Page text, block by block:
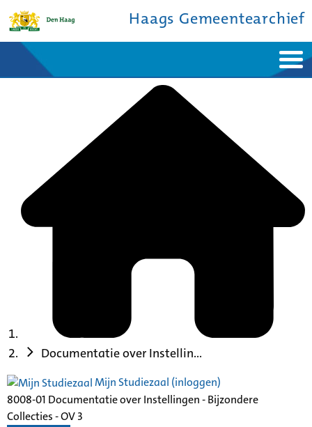
Haags Gemeentearchief
Bronnen en collecties
Documentatie over Instellin...
Mijn Studiezaal (inloggen)
8008-01 Documentatie over Instellingen - Bijzondere
Collecties - OV 3